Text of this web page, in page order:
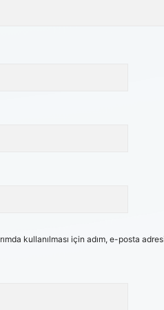
kullanılması için adım, e-posta